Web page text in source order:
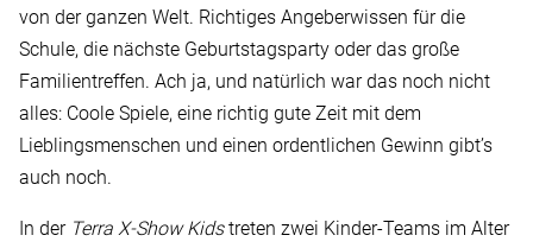
von der ganzen Welt. Richtiges Angeberwissen für die
Schule, die nächste Geburtstagsparty oder das große
Familientreffen. Ach ja, und natürlich war das noch nicht
alles: Coole Spiele, eine richtig gute Zeit mit dem
Lieblingsmenschen und einen ordentlichen Gewinn gibt’s
auch noch.
In der Terra X-Show Kidstreten zwei Kinder-Teams im Alter